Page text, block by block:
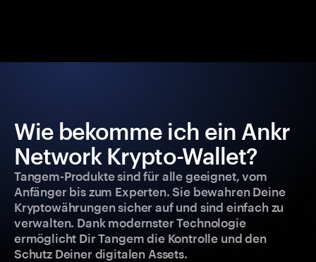
Wie bekomme ich ein Ankr
Network Krypto-Wallet?
Tangem-Produkte sind für alle geeignet, vom
Anfänger bis zum Experten. Sie bewahren Deine
Kryptowährungen sicher auf und sind einfach zu
verwalten. Dank modernster Technologie
ermöglicht Dir Tangem die Kontrolle und den
Schutz Deiner digitalen Assets.